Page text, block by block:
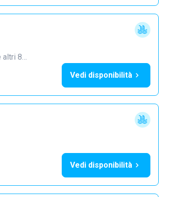
altri 8…
Vedi disponibilità
Vedi disponibilità